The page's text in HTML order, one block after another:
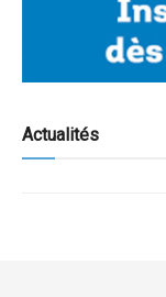
Actualités